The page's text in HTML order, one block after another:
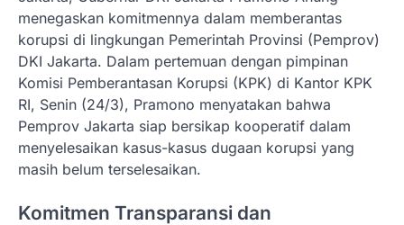
menegaskan komitmennya dalam memberantas
korupsi di lingkungan Pemerintah Provinsi (Pemprov)
DKI Jakarta. Dalam pertemuan dengan pimpinan
Komisi Pemberantasan Korupsi (KPK) di Kantor KPK
RI, Senin (24/3), Pramono menyatakan bahwa
Pemprov Jakarta siap bersikap kooperatif dalam
menyelesaikan kasus-kasus dugaan korupsi yang
masih belum terselesaikan.
Komitmen Transparansi dan